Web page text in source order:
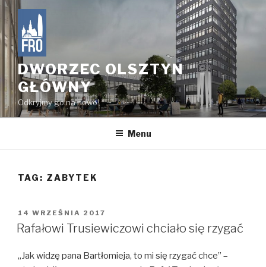
Przejdź
do
treści
DWORZEC OLSZTYN
GŁÓWNY
Odkryjmy go na nowo!
Menu
TAG: ZABYTEK
OPUBLIKOWANE
W
14 WRZEŚNIA 2017
Rafałowi Trusiewiczowi chciało się rzygać
„Jak widzę pana Bartłomieja, to mi się rzygać chce” –